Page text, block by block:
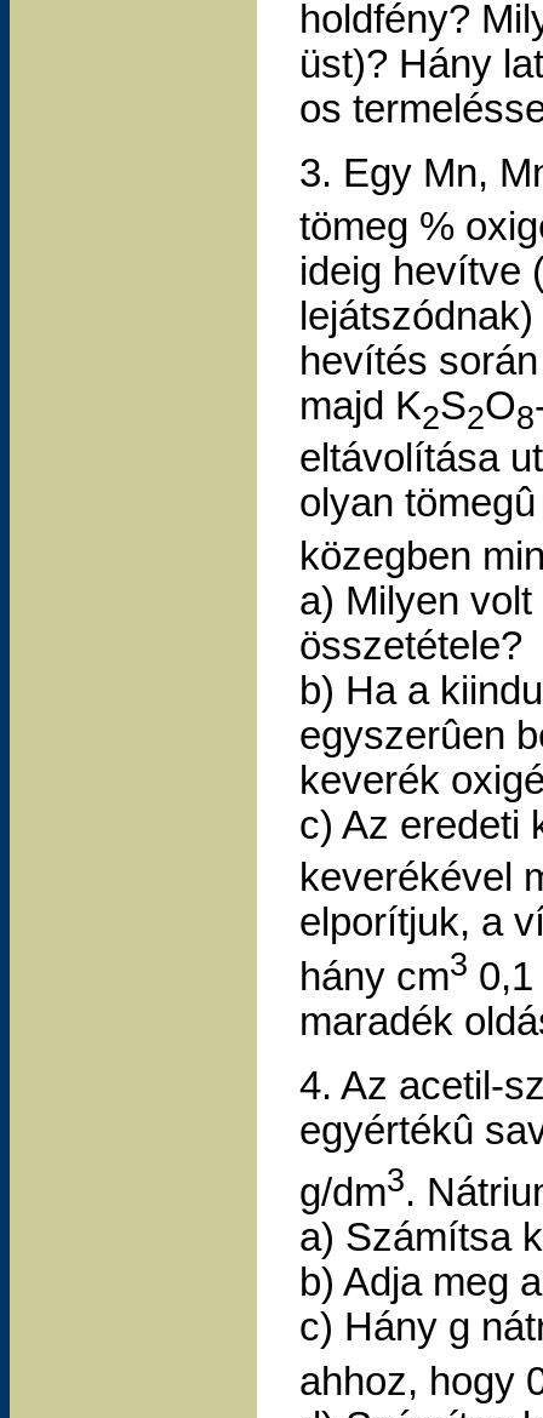
holdfény?
üst)? Hány
os
3. Egy Mn,
tömeg %
ideig hevítve
hevítés
majd K2S2O8
eltávolítása
olyan
közegben
a) Milyen
összetétele?
b) Ha a
egyszerûen
keverék
c) Az eredeti
keverékével
elporítjuk, a
hány cm3
maradék
4. Az acetil-
egyértékû
g/dm3.
a) Számítsa
b) Adja meg
c) Hány g
ahhoz, hogy